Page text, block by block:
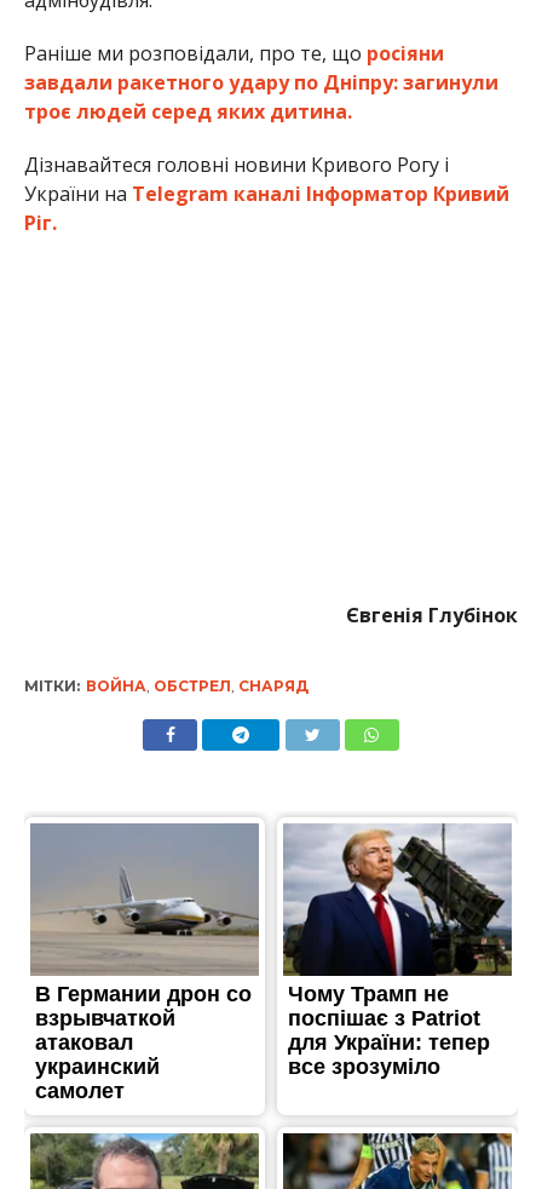
Раніше ми розповідали, про те, що росіяни
завдали ракетного удару по Дніпру: загинули
троє людей серед яких дитина.
Дізнавайтеся головні новини Кривого Рогу і
України на Telegram каналі Інформатор Кривий
Ріг.
Євгенія Глубінок
МІТКИ: ВОЙНА, ОБСТРЕЛ, СНАРЯД